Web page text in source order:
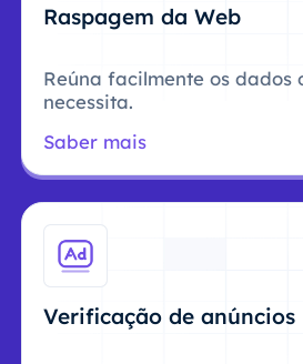
Raspagem da Web
Reúna facilmente os dados
necessita.
Saber mais
Verificação de anúncios